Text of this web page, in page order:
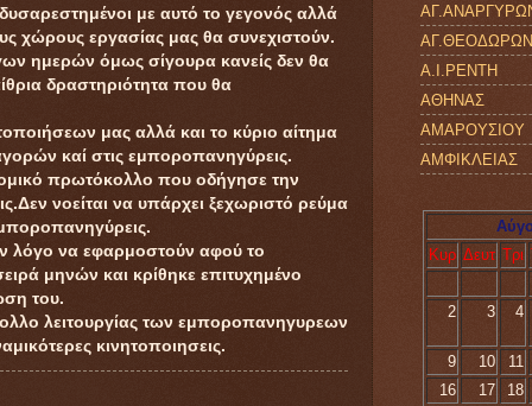
με αυτό το γεγονός αλλά
χώρους εργασίας μας θα συνεχιστούν.
ημερών όμως σίγουρα κανείς δεν θα
δραστηριότητα που θα
μας αλλά και το κύριο αίτημα
καί στις εμποροπανηγύρεις.
πρωτόκολλο που οδήγησε την
νοείται να υπάρχει ξεχωριστό ρεύμα
λόγο να εφαρμοστούν αφού το
μηνών και κρίθηκε επιτυχημένο
του.
λειτουργίας των εμποροπανηγυρεων
κινητοποιησεις.
ΑΓ.ΘΕΟΔΩΡΩΝ
Α.Ι.ΡΕΝΤΗ
ΑΘΗΝΑΣ
ΑΜΑΡΟΥΣΙΟΥ
ΑΜΦΙΚΛΕΙΑΣ
ΒΟΧΑΣ
ΒΡΙΛΗΣΣΣΙΩΝ
ΓΑΛΑΤΣΙΟΥ
ΓΑΡΓΑΛΙΑΝΩΝ
ΕΛΛΗΝΙΚΟΥ
ΖΑΚΥΝΘΟΥ
Κυρ Δευτ Τρι
2 3 4
9 10
11
16
17
18